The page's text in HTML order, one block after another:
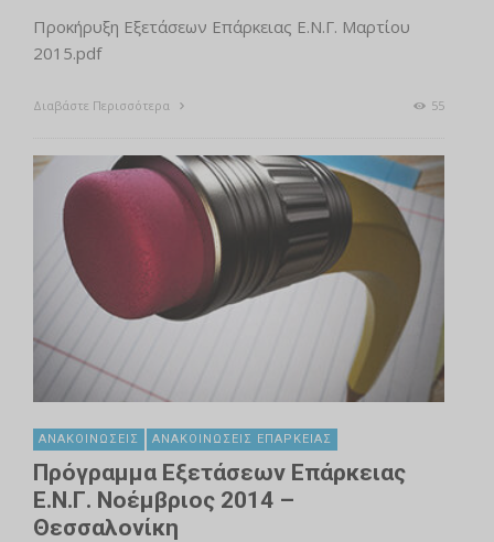
Προκήρυξη Εξετάσεων Επάρκειας Ε.Ν.Γ. Μαρτίου
2015.pdf
Διαβάστε Περισσότερα 55
ΑΝΑΚΟΙΝΏΣΕΙΣ ΑΝΑΚΟΙΝΏΣΕΙΣ ΕΠΆΡΚΕΙΑΣ
Πρόγραμμα Εξετάσεων Επάρκειας
Ε.Ν.Γ. Νοέμβριος 2014 –
Θεσσαλονίκη